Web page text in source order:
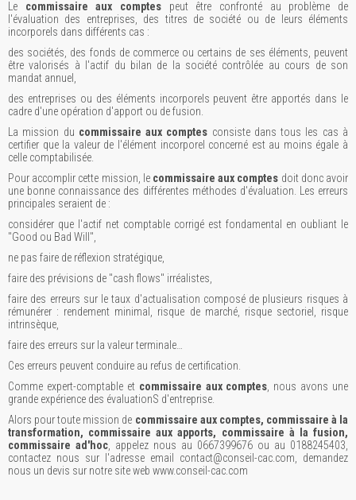
Le commissaire aux comptes peut être confronté au problème de
l'évaluation des entreprises, des titres de société ou de leurs éléments
incorporels dans différents cas :
des sociétés, des fonds de commerce ou certains de ses éléments, peuvent
être valorisés à l'actif du bilan de la société contrôlée au cours de son
mandat annuel,
des entreprises ou des éléments incorporels peuvent être apportés dans le
cadre d'une opération d'apport ou de fusion.
La mission du commissaire aux comptes consiste dans tous les cas à
certifier que la valeur de l'élément incorporel concerné est au moins égale à
celle comptabilisée.
Pour accomplir cette mission, le commissaire aux comptes doit donc avoir
une bonne connaissance des différentes méthodes d'évaluation. Les erreurs
principales seraient de :
considérer que l'actif net comptable corrigé est fondamental en oubliant le
"Good ou Bad Will",
ne pas faire de réflexion stratégique,
faire des prévisions de "cash flows" irréalistes,
faire des erreurs sur le taux d'actualisation composé de plusieurs risques à
rémunérer : rendement minimal, risque de marché, risque sectoriel, risque
intrinsèque,
faire des erreurs sur la valeur terminale…
Ces erreurs peuvent conduire au refus de certification.
Comme expert-comptable et commissaire aux comptes , nous avons une
grande expérience des évaluationS d'entreprise.
Alors pour toute mission de commissaire aux comptes, commissaire à la
transformation, commissaire aux apports, commissaire à la fusion,
commissaire ad'hoc , appelez nous au 0667399676 ou au 0188245403,
contactez nous sur l'adresse email contact@conseil-cac.com, demandez
nous un devis sur notre site web www.conseil-cac.com